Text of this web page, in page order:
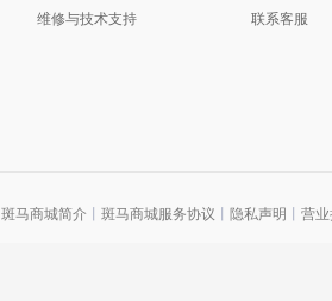
维修与技术支持
联系客服
斑马商城简介 丨 斑马商城服务协议 丨 隐私声明 丨 营